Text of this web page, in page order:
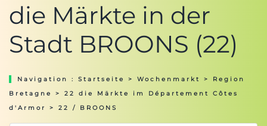
die Märkte in der
Stadt BROONS (22)
Navigation : Startseite > Wochenmarkt > Region
Bretagne
> 22 die Märkte im Département Côtes
d'Armor
> 22 / BROONS